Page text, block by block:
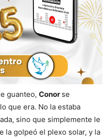
guanteo, Conor se
que era. No la estaba
sino que simplemente le
la golpeó el plexo solar, y la